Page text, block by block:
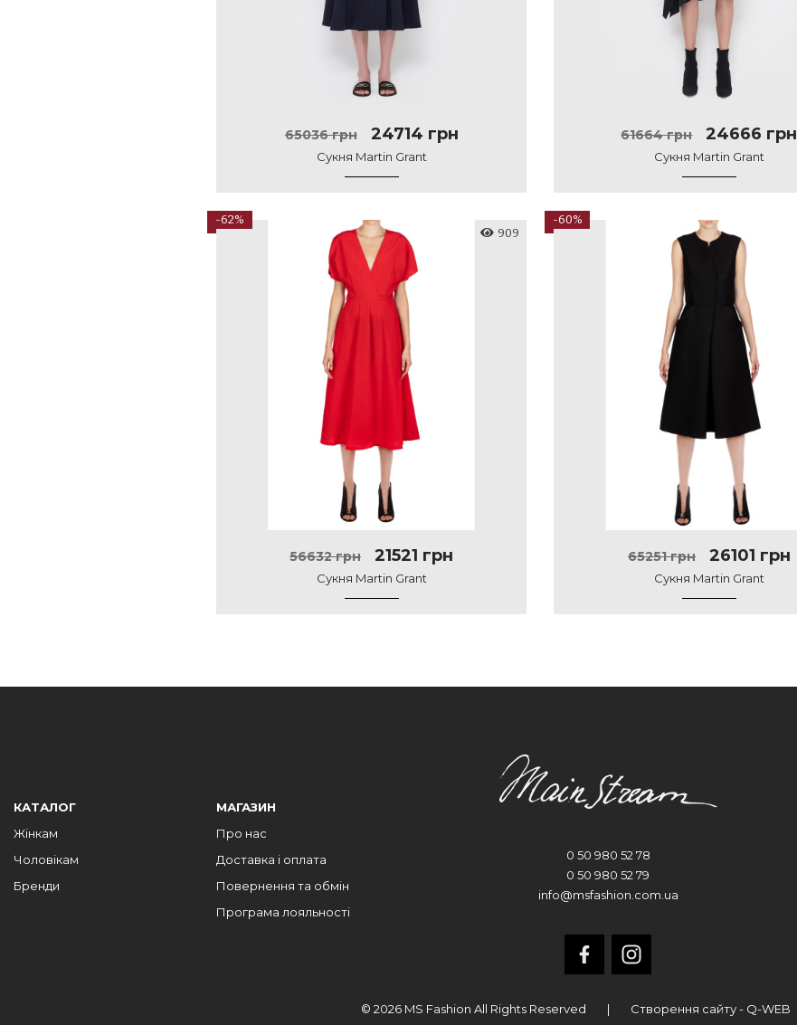
65036 грн 24714 грн
Сукня Martin Grant
61664 грн 24666 грн
Сукня Martin Grant
-62%
56632 грн 21521 грн
Сукня Martin Grant
909
-60%
65251 грн 26101 грн
Сукня Martin Grant
КАТАЛОГ
Жінкам
Чоловікам
Бренди
МАГАЗИН
Про нас
Доставка і оплата
Повернення та обмін
Програма лояльності
0 50 980 52 78
0 50 980 52 79
info@msfashion.com.ua
© 2026 MS Fashion All Rights Reserved | Створення сайту - Q-WEB